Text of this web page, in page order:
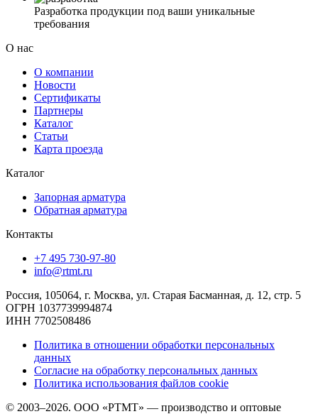
Разработка продукции под ваши уникальные
требования
О нас
О компании
Новости
Сертификаты
Партнеры
Каталог
Статьи
Карта проезда
Каталог
Запорная арматура
Обратная арматура
Контакты
+7 495 730-97-80
info@rtmt.ru
Россия, 105064, г. Москва, ул. Старая Басманная, д. 12, стр. 5
ОГРН 1037739994874
ИНН 7702508486
Политика в отношении обработки персональных
данных
Согласие на обработку персональных данных
Политика использования файлов cookie
© 2003–2026. ООО «РТМТ» — производство и оптовые